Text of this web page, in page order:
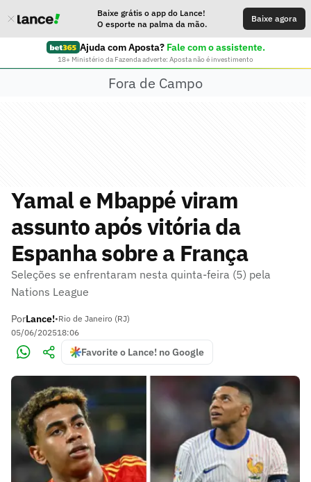
Baixe grátis o app do Lance!
O esporte na palma da mão.
Baixe agora
Ajuda com Aposta? Fale com o assistente.
18+ Ministério da Fazenda adverte: Aposta não é investimento
Fora de Campo
Yamal e Mbappé viram
assunto após vitória da
Espanha sobre a França
Seleções se enfrentaram nesta quinta-feira (5) pela
Nations League
PorLance!•Rio de Janeiro (RJ)
05/06/202518:06
Favorite o Lance! no Google